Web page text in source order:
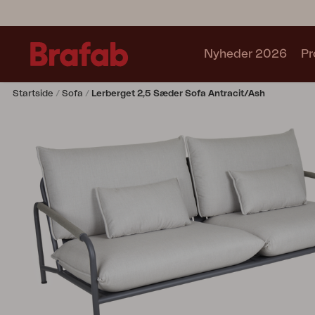
Nyheder 2026
Sofa
Lænestol
Stol
Bord
Udekøkken
Solseng
Relax
Hængesofa
Startside Sofa Lerberget 2,5 Sæder Sofa Antracit/ash